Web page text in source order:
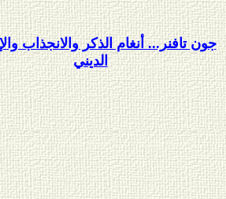
جون تافنر... أنغام الذكر والانجذاب
الديني